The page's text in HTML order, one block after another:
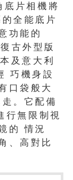
片相機將
全能底片
功能的
古外型版
及意大利
巧機身設
口袋般大
。它配備
行無限制視
的 情況
、高對比